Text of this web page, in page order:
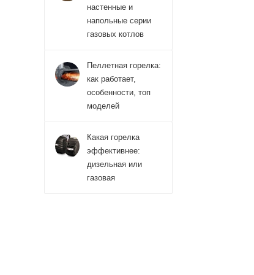
настенные и
напольные серии
газовых котлов
Пеллетная горелка:
как работает,
особенности, топ
моделей
Какая горелка
эффективнее:
дизельная или
газовая